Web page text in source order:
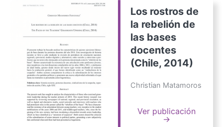
Los rostros de
la rebelión de
las bases
docentes
(Chile, 2014)
Christian Matamoros
Ver publicación
→